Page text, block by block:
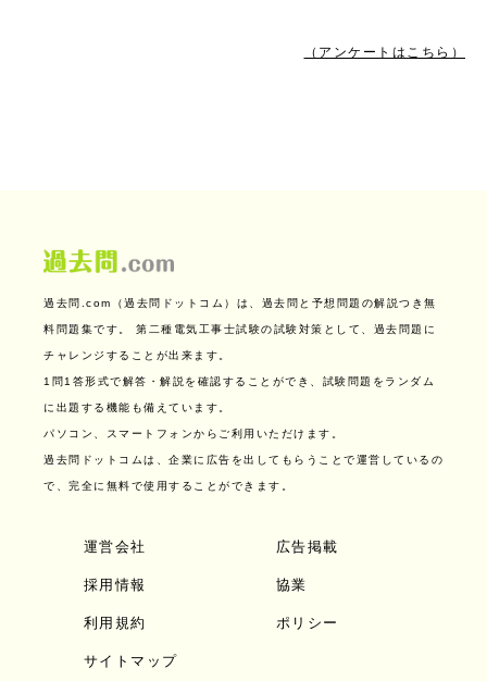
（アンケートはこちら）
過去問.com（過去問ドットコム）は、過去問と予想問題の解説つき無
料問題集です。 第二種電気工事士試験の試験対策として、過去問題に
チャレンジすることが出来ます。
1問1答形式で解答・解説を確認することができ、試験問題をランダム
に出題する機能も備えています。
パソコン、スマートフォンからご利用いただけます。
過去問ドットコムは、企業に広告を出してもらうことで運営しているの
で、完全に無料で使用することができます。
運営会社 広告掲載
採用情報 協業
利用規約 ポリシー
サイトマップ